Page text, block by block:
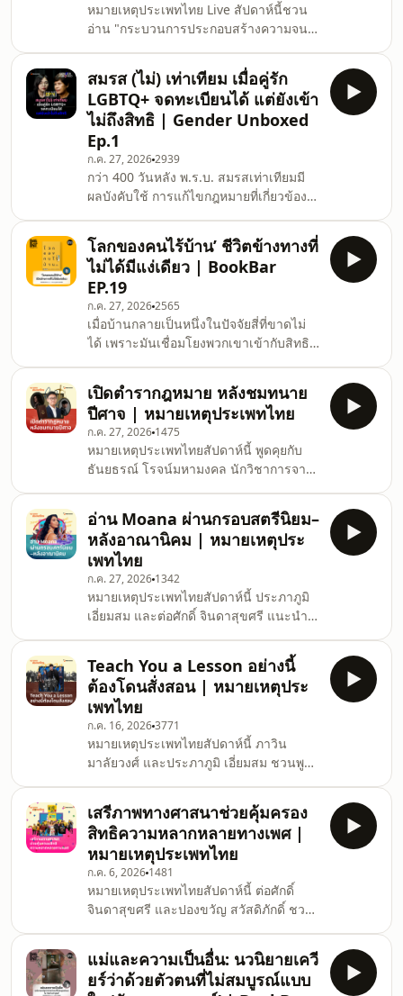
หมายเหตุประเพทไทย Live สัปดาห์นี้ชวน
อ่าน "กระบวนการประกอบสร้างความจน
สวัสดิการแห่งรัฐ" (2566) ผลงานของ ยุวดี
วงศ์วีระประเสริฐ ดุษฎีนิพนธ์ปรัชญาดุษฎี
บัณฑิต สาขาวิชาสหวิทยาการ วิทยาลัยสห
วิทยาการ มหาวิทยาลัยธรรมศาสตร์ ซึ่ง
ศึกษานโยบายบัตรสวัสดิการแห่งรัฐในช่วง
ปี 2559–2562 ผ่านกรอบแนวคิดเสรีนิยม
ใหม่ เพื่อทำความเข้าใจว่ารัฐนิยามและ
จัดการกับ "ความยากจน" อย่างไร งา
นวิจัยช
สมรส (ไม่) เท่าเทียม เมื่อคู่รัก
LGBTQ+ จดทะเบียนได้ แต่ยังเข้า
ไม่ถึงสิทธิ | Gender Unboxed
Ep.1
ก.ค. 27, 20262939
กว่า 400 วันหลัง พ.ร.บ. สมรสเท่าเทียมมี
ผลบังคับใช้ การแก้ไขกฎหมายที่เกี่ยวข้อง
การภายใน 180 วัน ขณะเดียวกัน บาง
หน่วยงานยังลังเลที่จะบังคับใช้กฎหมายที่มี
ความเป็นกลางทางเพศอยู่แล้ว ส่งผลให้คู่
สมรสหลากหลายเพศยังเผชิญอุปสรรคใน
การเข้าถึงสิทธิในฐานะครอบครัว รายการ
Gender Unboxed Podcast ซีรีส์ใหม่จาก
ประชาไท ชวนพูดคุยกับ นัยนา สุภาพึ่ง จาก
มูลนิธิเพื่อสิทธิและความเป็
โลกของคนไร้บ้าน’ ชีวิตข้างทางที่
ไม่ได้มีแง่เดียว | BookBar
EP.19
ก.ค. 27, 20262565
เมื่อบ้านกลายเป็นหนึ่งในปัจจัยสี่ที่ขาดไม่
ได้ เพราะมันเชื่อมโยงพวกเขาเข้ากับสิทธิ
สถานที่ติดต่อกับผู้อื่น ทำให้เมื่อกลายเป็น
‘คนไร้บ้าน’ จึงถูกมองเป็นสิ่งแปลกแยกจาก
สังคม เพราะพวกเขาไม่มี ‘บ้าน’ ให้เราเชื่อม
โยงด้วย BookBar ชวนพูดคุยกับ รศ.ดร.บุญ
เลิศ วิเศษปรีชา อาจารย์ประจำคณะ
สังคมวิทยาและมานุษยวิทยา มหาวิทยาลัย
ธรรมศาสตร์ ผู้เขียนหนังสือ ‘โลกของคนไร้
บ้าน’ โดยดัดแ
เปิดตำรากฎหมาย หลังชมทนาย
ปีศาจ | หมายเหตุประเพทไทย
ก.ค. 27, 2026 1475
หมายเหตุประเพทไทยสัปดาห์นี้ พูดคุยกับ
ธันยธรณ์ โรจน์มหามงคล นักวิชาการจาก
ชวนเปิดตำรากฎหมายหลังชมซีรีส์ ทนาย
ปีศาจ เพื่อสำรวจว่า เมื่อมองผ่านมุมมอง
ทางนิติศาสตร์ ซีรีส์เรื่องนี้สะท้อนอะไร
เกี่ยวกับกระบวนการยุติธรรมและระบบ
กฎหมายไทย ทำความเข้าใจความเชื่อมโยง
ระหว่างอำนาจตุลาการกับประชาชน
อำนาจตุลาการแบบไทย มีตัวแบบใกล้เคียง
กับชาติไหน พร้อมชวนคุยเรื่องบทบาทของ
อำนาจตุลาก
อ่าน Moana ผ่านกรอบสตรีนิยม–
หลังอาณานิคม | หมายเหตุประ
เพทไทย
ก.ค. 27, 2026 1342
หมายเหตุประเพทไทยสัปดาห์นี้ ประภาภูมิ
เอี่ยมสม และต่อศักดิ์ จินดาสุขศรี แนะนำ
Media Portrayal of Feminism/Post-
feminism and Political Correctness”
ของ Daisuke Akimoto ตีพิมพ์ใน Journal
of Gender, Culture and Society ปี 2026
ซึ่งวิเคราะห์ภาพยนตร์แอนิเมชัน Moana
(2016) และ Moana II (2024) ผ่านกรอบ
แนวคิดสตรีนิยม โพสต์เฟมินิสม์ และความ
ถูกต้องทางการเมือง พร้อมทบทวนข้อวิจาร
Teach You a Lesson อย่างนี้
ต้องโดนสั่งสอน | หมายเหตุประ
เพทไทย
ก.ค. 16, 20263771
หมายเหตุประเพทไทยสัปดาห์นี้ ภาวิน
มาลัยวงศ์ และประภาภูมิ เอี่ยมสม ชวนพูด
(2026) เผยแพร่ทาง Netflix ที่พาผู้ชมเข้าสู่
โลกสมมติซึ่งรัฐบาลจัดตั้ง “สำนักงาน
คุ้มครองสิทธิทางการศึกษา” (ERPB) ส่งเจ้า
หน้าที่พิเศษเข้าไปจัดการความรุนแรงใน
โรงเรียนด้วยวิธีการที่กฎหมายปกติทำไม่ได้
ซีรีส์ตั้งคำถามว่า เมื่อระบบการศึกษาล้ม
เหลว การใช้กำลังสามารถเป็นทางออกของ
ปัญหาได้จริงหรือไม่ ช
เสรีภาพทางศาสนาช่วยคุ้มครอง
สิทธิความหลากหลายทางเพศ |
หมายเหตุประเพทไทย
ก.ค. 6, 2026 1481
หมายเหตุประเพทไทยสัปดาห์นี้ ต่อศักดิ์
จินดาสุขศรี และปองขวัญ สวัสดิภักดิ์ ชวน
หลากหลายทางเพศในซอยรามคำแหง 53
ซึ่งถูกกล่าวหาว่าดูหมิ่นคัมภีร์อัลกุรอาน จน
จุดประกายคำถามสำคัญว่า เมื่อเสรีภาพ
แม่และความเป็นอื่น: นวนิยายเควี
ยร์ว่าด้วยตัวตนที่ไม่สมบูรณ์แบบ